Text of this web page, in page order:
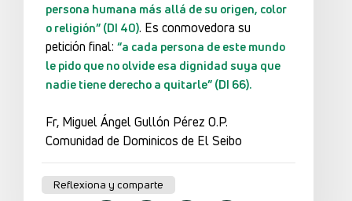
persona humana más allá de su origen, color
o religión” (DI 40). Es conmovedora su
petición final: “a cada persona de este mundo
le pido que no olvide esa dignidad suya que
nadie tiene derecho a quitarle” (DI 66).
Fr, Miguel Ángel Gullón Pérez O.P.
Comunidad de Dominicos de El Seibo
Reflexiona y comparte